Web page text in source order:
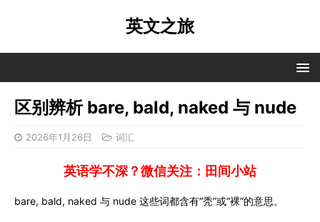
英文之旅
区别辨析 bare, bald, naked 与 nude
2026年1月26日 词汇
英语学不深？微信关注：田间小站
bare, bald, naked 与 nude 这些词都含有“秃”或“裸”的意思。